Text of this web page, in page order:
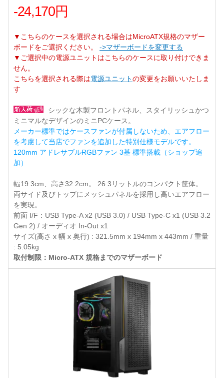
-24,170円
▼こちらのケースを選択される場合はMicroATX規格のマザー
ボードをご選択ください。 ->マザーボードを変更する
▼ご選択中の電源ユニットはこちらのケースに取り付けできま
せん。
こちらを選択される際は電源ユニットの変更をお願いいたしま
す
シックな木製フロントパネル、スタイリッシュかつ
ミニマルなデザインのミニPCケース。
メーカー標準ではケースファンが付属しないため、エアフロー
を考慮して当店でファンを追加した特別仕様モデルです。
120mm アドレサブルRGBファン 3基 標準搭載（ショップ追
加）
幅19.3cm、高さ32.2cm。 26.3リットルのコンパクト筐体。
両サイド及びトップにメッシュパネルを採用し高いエアフロー
を実現。
前面 I/F：USB Type-A x2 (USB 3.0) / USB Type-C x1 (USB 3.2
Gen 2) / オーディオ In-Out x1
サイズ(高さ x 幅 x 奥行) : 321.5mm x 194mm x 443mm / 重量
: 5.05kg
取付制限：Micro-ATX 規格までのマザーボード